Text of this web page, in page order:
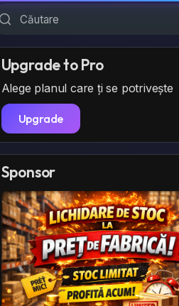
Upgrade to Pro
Alege planul care ți se potrivește
Upgrade
Sponsor